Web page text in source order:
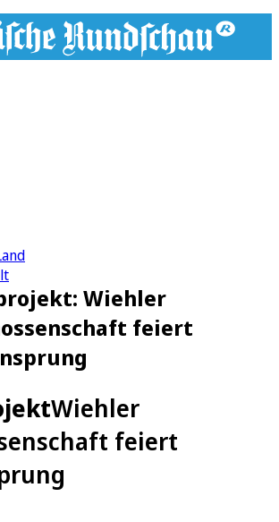
Wiehler
feiert
Wiehler
feiert